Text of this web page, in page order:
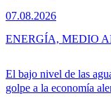
07.08.2026
El bajo nivel de las
golpe a la economía
ENERGÍA, MEDIO